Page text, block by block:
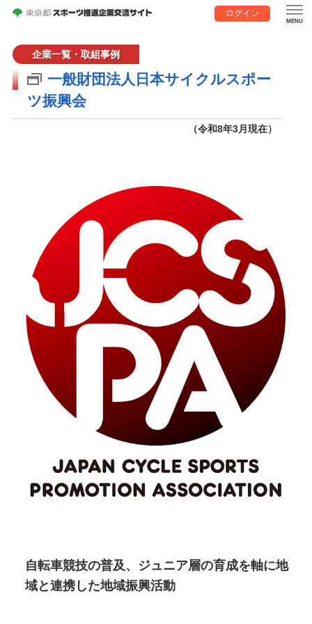
ログイン
企業一覧・取組事例
一般財団法人日本サイクルスポー
ツ振興会
（令和8年3月現在）
自転車競技の普及、ジュニア層の育成を軸に地
域と連携した地域振興活動